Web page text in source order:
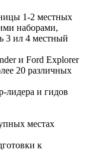
1-2 местных
наборами,
3 ил 4 местный
и Ford Explorer
20 различных
лидера и гидов
местах
к